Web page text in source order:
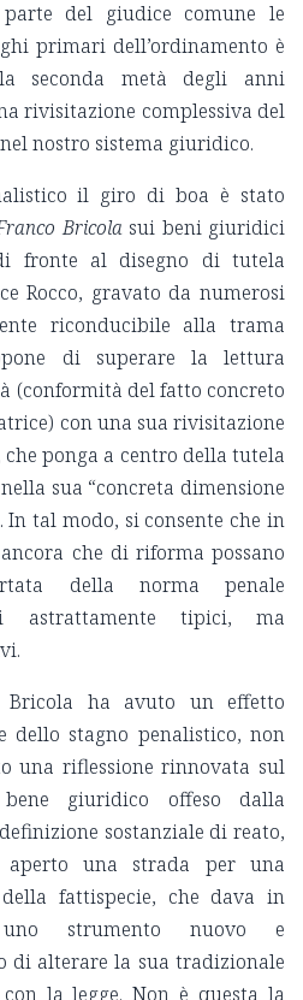
del giudice comune le
primari dell’ordinamento è
seconda metà degli anni
rivisitazione complessiva del
nostro sistema giuridico.
il giro di boa è stato
Bricolasui beni giuridici
fronte al disegno di tutela
Rocco, gravato da numerosi
riconducibile alla trama
di superare la lettura
(conformità del fatto concreto
con una sua rivisitazione
ponga a centro della tutela
sua “concreta dimensione
In tal modo, si consente che in
che di riforma possano
della norma penale
tipici, ma
ha avuto un effetto
dello stagno penalistico, non
una riflessione rinnovata sul
giuridico offeso dalla
sostanziale di reato,
una strada per una
fattispecie, che dava in
strumento nuovo e
di alterare la sua tradizionale
la legge. Non è questa la